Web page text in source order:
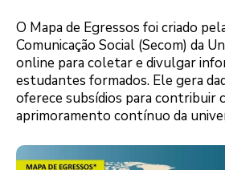
O Mapa de Egressos foi criado
Comunicação Social (Secom) da
online para coletar e divulgar
estudantes formados. Ele gera
oferece subsídios para contribuir
aprimoramento contínuo da